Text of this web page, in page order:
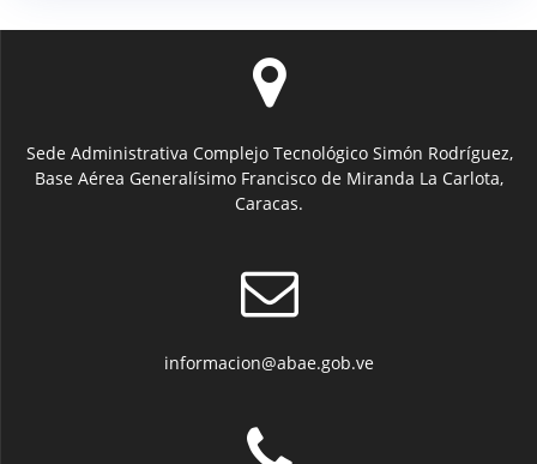
Sede Administrativa Complejo Tecnológico Simón Rodríguez,
Base Aérea Generalísimo Francisco de Miranda La Carlota,
Caracas.
informacion@abae.gob.ve